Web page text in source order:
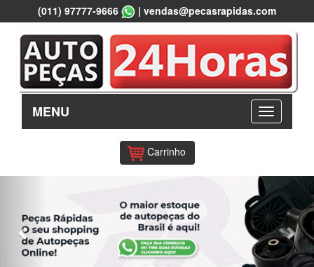
(011) 97777-9666 | vendas@pecasrapidas.com
MENU
Carrinho